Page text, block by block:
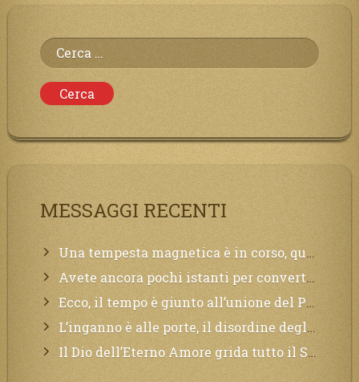
Ricerca
per:
MESSAGGI RECENTI
Una tempesta magnetica è in corso, questa generazione patirà. Il black out non tarderà ad arrivare e tutta la Terra sarà oscurata.
Avete ancora pochi istanti per convertirvi, non perdete tempo, la sciagura arriverà all’improvviso e per chi non si sarà preparato saranno dolori.
Ecco, il tempo è giunto all’unione del Padre con il figlio, non avete che da attendere pochissimo.
L’inganno è alle porte, il disordine degli ordinati urlerà perdono, ma sarà troppo tardi, il tradimento è stato grande!
Il Dio dell’Eterno Amore grida tutto il Suo bene per i Suoi,richiama a Sé i lontani, affinché si pentano e tornino a Lui: